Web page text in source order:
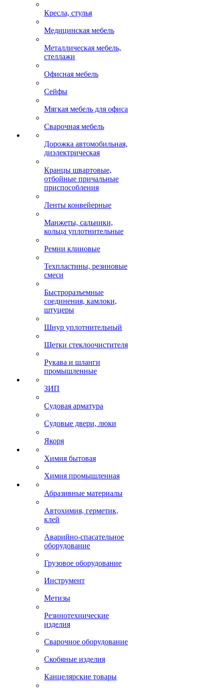
Кресла, стулья
Медицинская мебель
Металлическая мебель,
стеллажи
Офисная мебель
Сейфы
Мягкая мебель для офиса
Сварочная мебель
Дорожка автомобильная,
диэлектрическая
Кранцы швартовые,
отбойные причальные
приспособления
Ленты конвейерные
Манжеты, сальники,
кольца уплотнительные
Ремни клиновые
Техпластины, резиновые
смеси
Быстроразъемные
соединения, камлоки,
штуцеры
Шнур уплотнительный
Щетки стеклоочистителя
Рукава и шланги
промышленные
ЗИП
Судовая арматура
Судовые двери, люки
Якоря
Химия бытовая
Химия промышленная
Абразивные материалы
Автохимия, герметик,
клей
Аварийно-спасательное
оборудование
Грузовое оборудование
Инструмент
Метизы
Резинотехнические
изделия
Сварочное оборудование
Скобяные изделия
Канцелярские товары